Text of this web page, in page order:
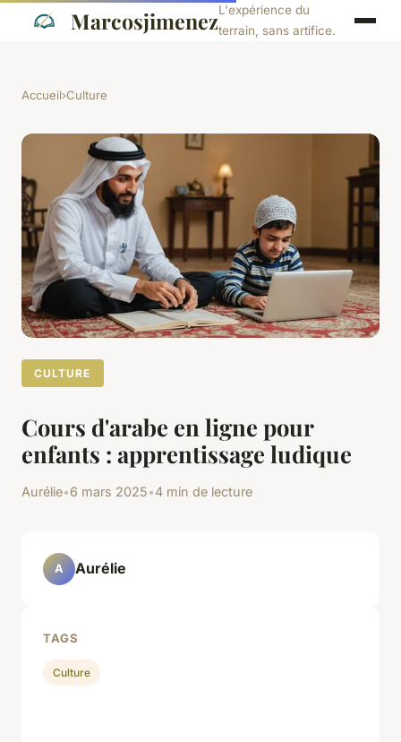
MarcosjimenezL'expérience du
terrain, sans artifice.
Accueil›Culture
CULTURE
Cours d'arabe en ligne pour
enfants : apprentissage ludique
Aurélie•6 mars 2025•4 min de lecture
A Aurélie
TAGS
Culture